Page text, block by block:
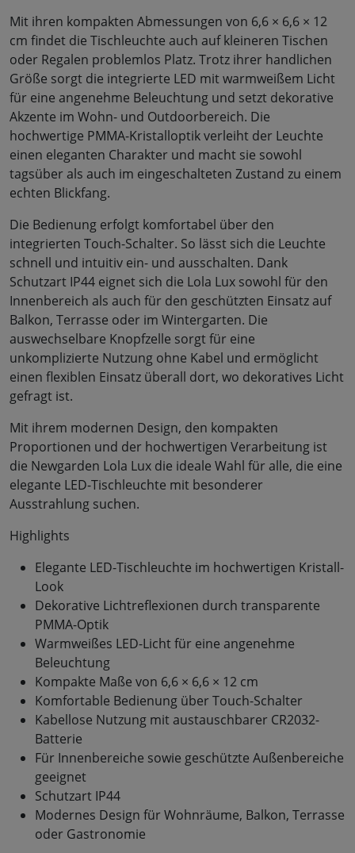
Mit ihren kompakten Abmessungen von 6,6 × 6,6 × 12
cm findet die Tischleuchte auch auf kleineren Tischen
oder Regalen problemlos Platz. Trotz ihrer handlichen
Größe sorgt die integrierte LED mit warmweißem Licht
für eine angenehme Beleuchtung und setzt dekorative
Akzente im Wohn- und Outdoorbereich. Die
hochwertige PMMA-Kristalloptik verleiht der Leuchte
einen eleganten Charakter und macht sie sowohl
tagsüber als auch im eingeschalteten Zustand zu einem
echten Blickfang.
Die Bedienung erfolgt komfortabel über den
integrierten Touch-Schalter. So lässt sich die Leuchte
schnell und intuitiv ein- und ausschalten. Dank
Schutzart IP44 eignet sich die Lola Lux sowohl für den
Innenbereich als auch für den geschützten Einsatz auf
Balkon, Terrasse oder im Wintergarten. Die
auswechselbare Knopfzelle sorgt für eine
unkomplizierte Nutzung ohne Kabel und ermöglicht
einen flexiblen Einsatz überall dort, wo dekoratives Licht
gefragt ist.
Mit ihrem modernen Design, den kompakten
Proportionen und der hochwertigen Verarbeitung ist
die Newgarden Lola Lux die ideale Wahl für alle, die eine
elegante LED-Tischleuchte mit besonderer
Ausstrahlung suchen.
Highlights
Elegante LED-Tischleuchte im hochwertigen Kristall-
Look
Dekorative Lichtreflexionen durch transparente
PMMA-Optik
Warmweißes LED-Licht für eine angenehme
Beleuchtung
Kompakte Maße von 6,6 × 6,6 × 12 cm
Komfortable Bedienung über Touch-Schalter
Kabellose Nutzung mit austauschbarer CR2032-
Batterie
Für Innenbereiche sowie geschützte Außenbereiche
geeignet
Schutzart IP44
Modernes Design für Wohnräume, Balkon, Terrasse
oder Gastronomie